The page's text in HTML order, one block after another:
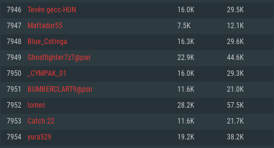
최소사양
운영체제: Windows 10 (64 bit)
프로세서: 2.2 GHz 듀얼코어 이상
메모리: 4GB
그래픽 카드: DirectX 11 이상을 지원하는 AMD Radeon 77XX / NVIDIA
GeForce GT 660. 최소 사양 해상도: 720p
네트워크: 브로드밴드 인터넷
여유 저장 공간: 22.1 GB (최소 클라이언트)
최소사양
운영체제: Mac OS Big Sur 11.0
프로세서: 최소 2.2 GHz의 Core i5 (Intel Xeon 은 지원하지 않습니다)
메모리: 6 GB
그래픽 카드: Metal 을 지원하는 Intel Iris Pro 5200 (Mac), 혹은 이와 비슷한 성
능을 가지는 Mac 버전의 AMD/Nvidia. 최소 해상도: 720p
네트워크: 브로드밴드 인터넷
여유 저장 공간: 22.1 GB (최소 클라이언트)
최소사양
운영체제: 64bit Linux 중 최신 버전
프로세서: 2.4 GHz 듀얼코어
메모리: 4 GB
그래픽 카드: Vulkan 을 지원하고, 최신 그래픽 드라이버를 지원하는 NVIDIA
660 (6개월 미만) 혹은 그와 동급의 성능을 가지며 최신 그래픽 드라이버를 지
원하는 AMD (6개월 미만; 최소사양 지원 해상도 720p)
네트워크: 브로드밴드 인터넷
여유 저장 공간: 22.1 GB (최소 클라이언트)
7946 Tevén gecc-HUN 16.0K 29.5K
7947 Mattador55 7.5K 12.1K
7948 Blue_Cotinga 16.3K 29.6K
7949 Ghostfighter7z7@psn 22.9K 44.6K
7950 _CYMPAK_01 16.0K 29.3K
7951 BUMBERCLART9@psn 11.6K 21.0K
7952 lomec 28.2K 57.5K
7953 Catch 22 11.6K 21.7K
7954 yura529 19.2K 38.2K